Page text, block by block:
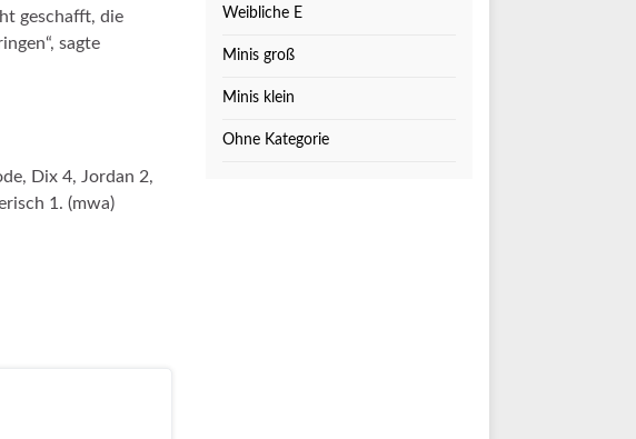
geschafft, die
sagte
Dix 4, Jordan 2,
1. (mwa)
Weibliche E
Minis groß
Minis klein
Ohne Kategorie